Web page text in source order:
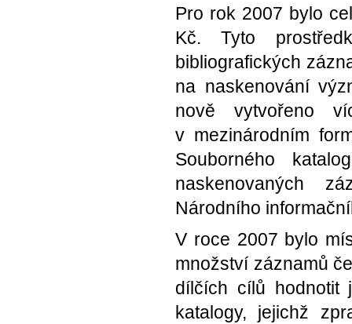
Pro rok 2007 bylo
Kč. Tyto
bibliografických
na naskenování
nově vytvořeno
v mezinárodním
Souborného
naskenovaných
Národního
V roce 2007 bylo
množství záznamů
dílčích cílů hodnotit
katalogy, jejichž